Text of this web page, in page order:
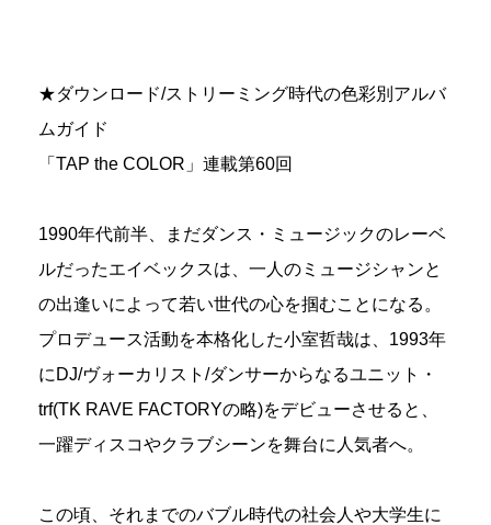
★ダウンロード/ストリーミング時代の色彩別アルバ
ムガイド
「TAP the COLOR」連載第60回
1990年代前半、まだダンス・ミュージックのレーベ
ルだったエイベックスは、一人のミュージシャンと
の出逢いによって若い世代の心を掴むことになる。
プロデュース活動を本格化した小室哲哉は、1993年
にDJ/ヴォーカリスト/ダンサーからなるユニット・
trf(TK RAVE FACTORYの略)をデビューさせると、
一躍ディスコやクラブシーンを舞台に人気者へ。
この頃、それまでのバブル時代の社会人や大学生に